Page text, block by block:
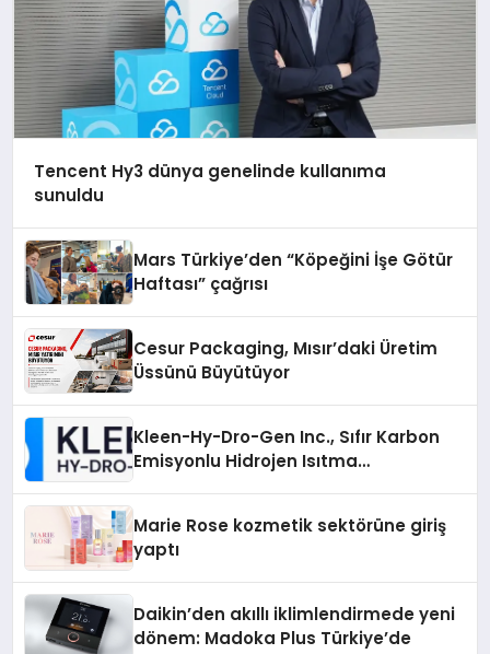
Tencent Hy3 dünya genelinde kullanıma
sunuldu
Mars Türkiye’den “Köpeğini İşe Götür
Haftası” çağrısı
Cesur Packaging, Mısır’daki Üretim
Üssünü Büyütüyor
Kleen-Hy-Dro-Gen Inc., Sıfır Karbon
Emisyonlu Hidrojen Isıtma
Marie Rose kozmetik sektörüne giriş
yaptı
Daikin’den akıllı iklimlendirmede yeni
dönem: Madoka Plus Türkiye’de